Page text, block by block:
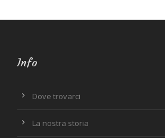
Info
Dove trovarci
La nostra storia